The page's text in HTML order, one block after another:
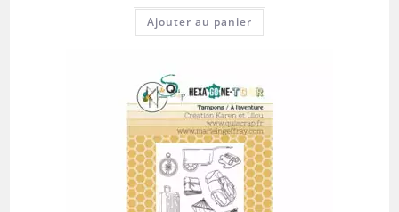
Ajouter au panier